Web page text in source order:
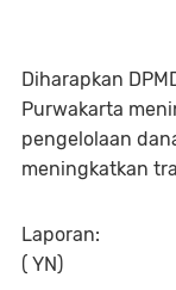
Diharapkan
Purwakarta
pengelolaan
meningkatkan
Laporan:
( YN)